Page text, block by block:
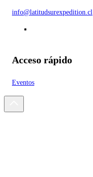
info@latitudsurexpedition.cl
Acceso rápido
Eventos